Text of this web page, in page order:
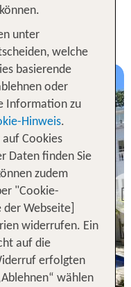
Urlaub inkl.
Angebote
Taina
Weiterempfehlung
Ü, DZ
1226 €
p.P. ab 1202 €
unter
welche
basierende
oder
Information zu
Hinweis.
Cookies
Daten finden Sie
zudem
"Cookie-
Webseite]
widerrufen. Ein
auf die
erfolgten
wählen